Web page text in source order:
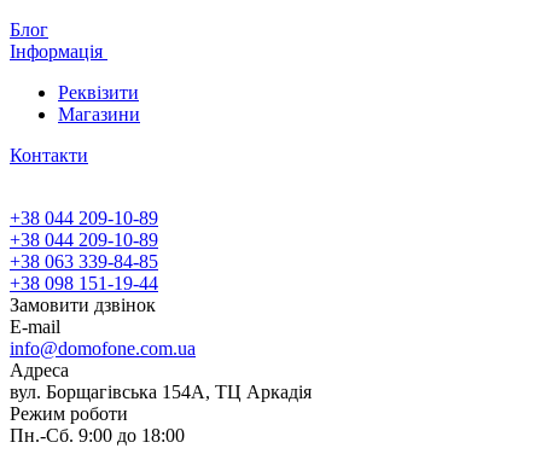
Блог
Інформація
Реквізити
Магазини
Контакти
+38 044 209-10-89
+38 044 209-10-89
+38 063 339-84-85
+38 098 151-19-44
Замовити дзвінок
E-mail
info@domofone.com.ua
Адреса
вул. Борщагівська 154А, ТЦ Аркадія
Режим роботи
Пн.-Сб. 9:00 до 18:00